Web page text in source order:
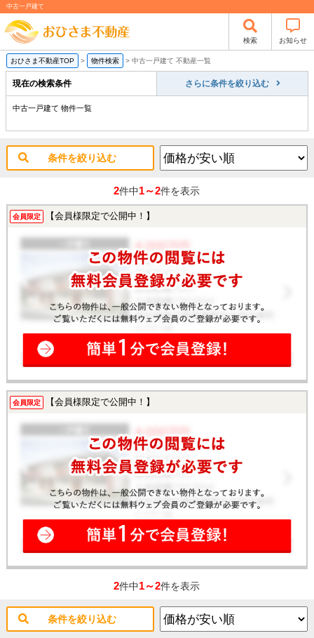
中古一戸建て
検索 お知らせ
おひさま不動産TOP > 物件検索 > 中古一戸建て 不動産一覧
現在の検索条件 さらに条件を絞り込む
中古一戸建て 物件一覧
条件を絞り込む
2件中1～2件を表示
会員限定 【会員様限定で公開中！】
会員限定 【会員様限定で公開中！】
2件中1～2件を表示
条件を絞り込む